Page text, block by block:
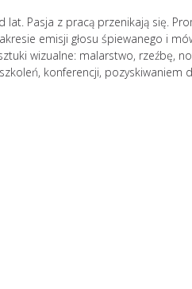
Pasja z pracą przenikają się.
emisji głosu śpiewanego i
wizualne: malarstwo, rzeźbę,
konferencji, pozyskiwaniem